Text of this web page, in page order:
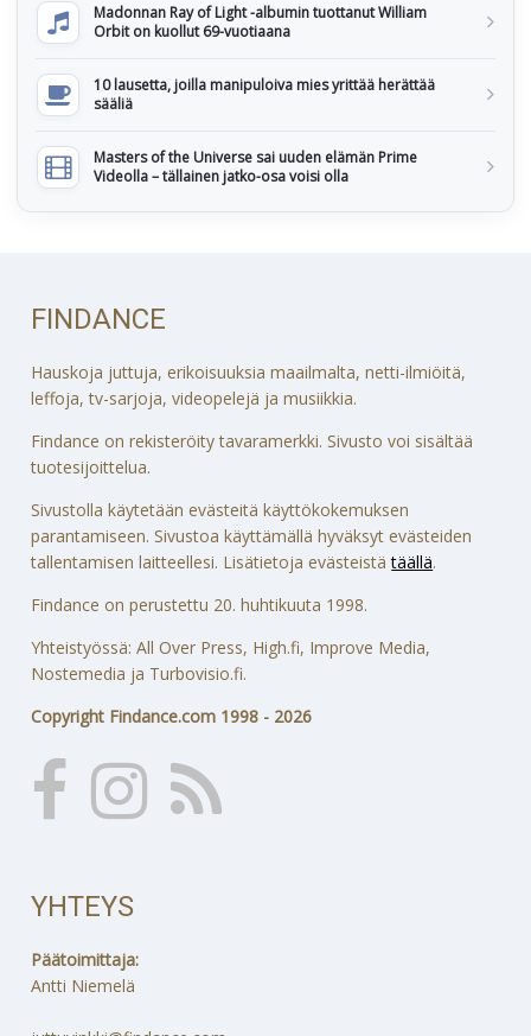
Madonnan Ray of Light -albumin tuottanut William
Orbit on kuollut 69-vuotiaana
10 lausetta, joilla manipuloiva mies yrittää herättää
sääliä
Masters of the Universe sai uuden elämän Prime
Videolla – tällainen jatko-osa voisi olla
FINDANCE
Hauskoja juttuja, erikoisuuksia maailmalta, netti-ilmiöitä,
leffoja, tv-sarjoja, videopelejä ja musiikkia.
Findance on rekisteröity tavaramerkki. Sivusto voi sisältää
tuotesijoittelua.
Sivustolla käytetään evästeitä käyttökokemuksen
parantamiseen. Sivustoa käyttämällä hyväksyt evästeiden
tallentamisen laitteellesi. Lisätietoja evästeistätäällä.
Findance on perustettu 20. huhtikuuta 1998.
Yhteistyössä: All Over Press, High.fi, Improve Media,
Nostemedia ja Turbovisio.fi.
Copyright Findance.com 1998 - 2026
YHTEYS
Päätoimittaja:
Antti Niemelä